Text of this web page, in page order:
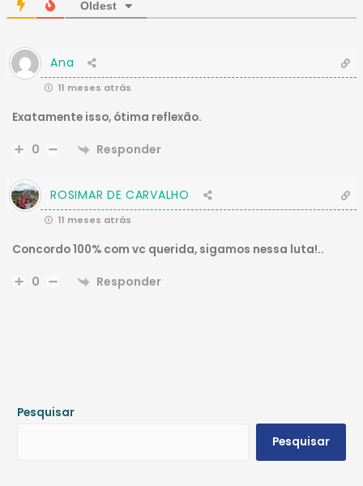
Oldest
Ana
11 meses atrás
Exatamente isso, ótima reflexão.
0 Responder
ROSIMAR DE CARVALHO
11 meses atrás
Concordo 100% com vc querida, sigamos nessa luta!..
0 Responder
Pesquisar
Pesquisar